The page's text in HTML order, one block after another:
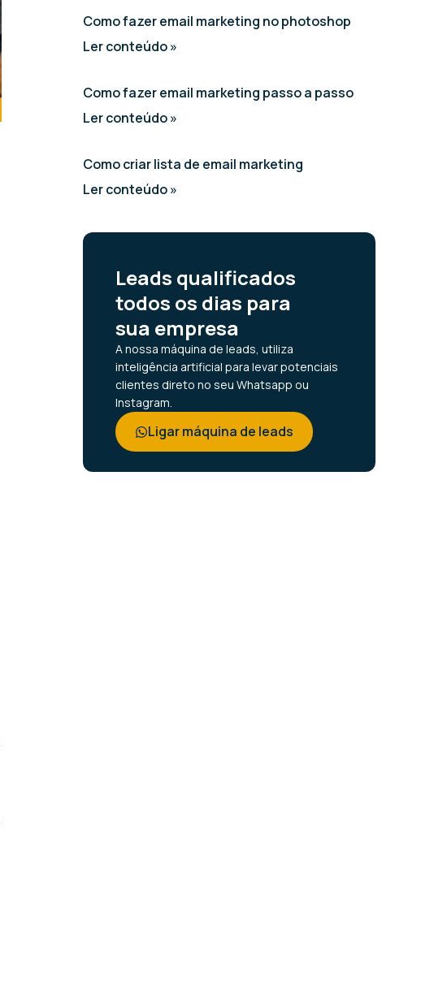
Como fazer email marketing no photoshop
Ler conteúdo »
Como fazer email marketing passo a passo
Ler conteúdo »
Como criar lista de email marketing
Ler conteúdo »
Leads qualificados
todos os dias para
sua empresa
A nossa máquina de leads, utiliza
inteligência artificial para levar potenciais
clientes direto no seu Whatsapp ou
Instagram.
Ligar máquina de leads